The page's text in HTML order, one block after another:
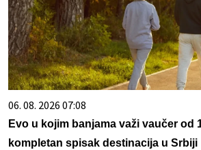
06. 08. 2026 07:08
Evo u kojim banjama važi vaučer od
kompletan spisak destinacija u Srbiji